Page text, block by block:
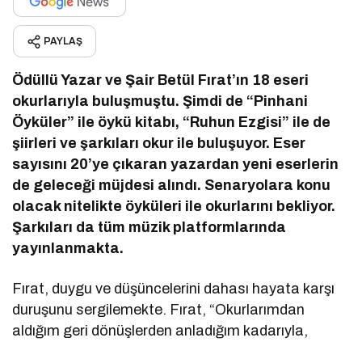
PAYLAŞ
Ödüllü Yazar ve Şair Betül Fırat’ın 18 eseri
okurlarıyla buluşmuştu. Şimdi de “Pinhani
Öyküler” ile öykü kitabı, “Ruhun Ezgisi” ile de
şiirleri ve şarkıları okur ile buluşuyor. Eser
sayısını 20’ye çıkaran yazardan yeni eserlerin
de geleceği müjdesi alındı. Senaryolara konu
olacak nitelikte öyküleri ile okurlarını bekliyor.
Şarkıları da tüm müzik platformlarında
yayınlanmakta.
Fırat, duygu ve düşüncelerini dahası hayata karşı
duruşunu sergilemekte. Fırat, “Okurlarımdan
aldığım geri dönüşlerden anladığım kadarıyla,